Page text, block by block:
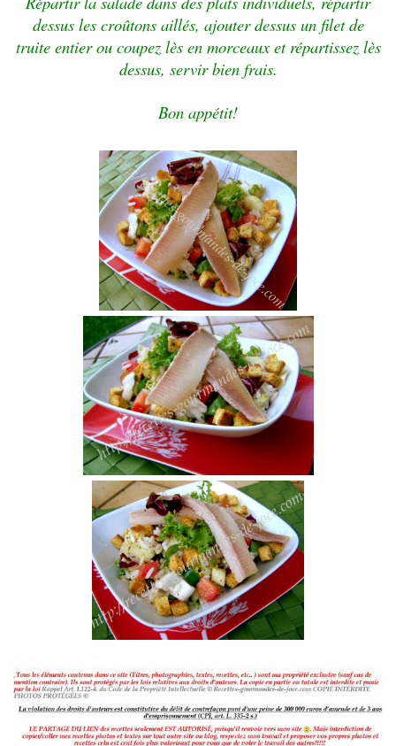
dessus les croûtons aillés, ajouter dessus un filet de
truite entier ou coupez lèsen morceaux et répartissez lès
dessus, servir bien frais.
Bon appétit!